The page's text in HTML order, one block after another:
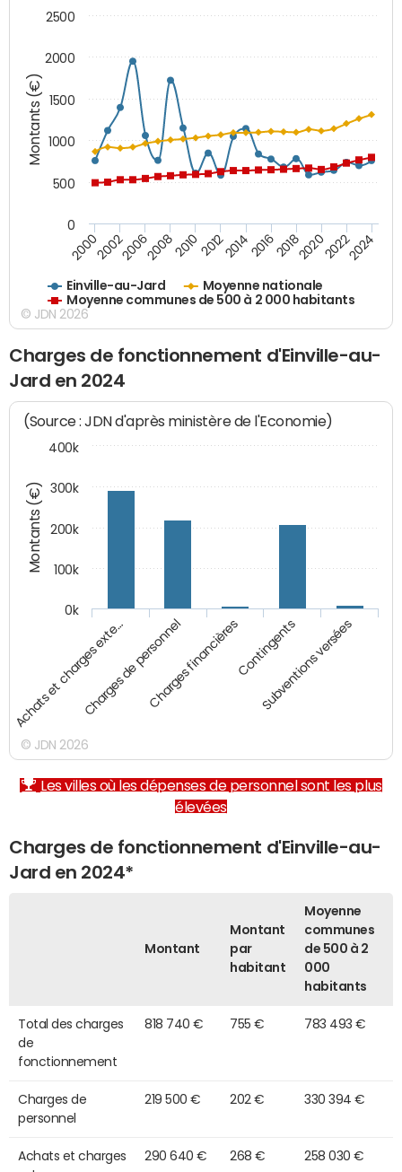
Montants (€)
Einville-au-Jard
Moyenne nationale
Moyenne communes de 500 à 2 000 habitants
200020022006200820102012201420162018202020222024
0
500
1000
1500
2000
2500
© JDN 2026
Charges de fonctionnement d'Einville-au-
Jard en 2024
Montants (€)
(Source : JDN d'après ministère de l'Economie)
Achats et charges exte…Charges de personnelCharges financièresContingents
Subventions versées
0k
100k
200k
300k
400k
© JDN 2026
Les villes où les dépenses de personnel sont les plus
élevées
Charges de fonctionnement d'Einville-au-
Jard en 2024*
Montant
Montant
par
habitant
Moyenne
communes
de 500 à 2
000
habitants
Total des charges
de
fonctionnement
818 740 € 755 € 783 493 €
Charges de
personnel
219 500 € 202 € 330 394 €
Achats et charges
290 640 € 268 € 258 030 €